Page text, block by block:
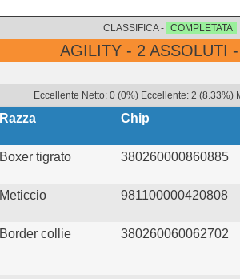
CLASSIFICA - COMPLETATA
AGILITY - 2 ASSOLUTI
Eccellente Netto: 0 (0%) Eccellente: 2
Razza Chip
Boxer tigrato 380260000860885
Meticcio 981100000420808
Border collie 380260060062702